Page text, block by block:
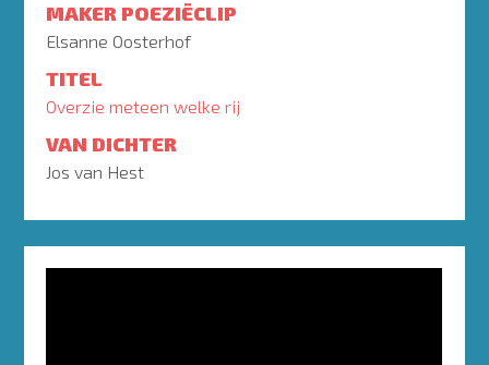
MAKER POEZIËCLIP
Elsanne Oosterhof
TITEL
Overzie meteen welke rij
VAN DICHTER
Jos van Hest